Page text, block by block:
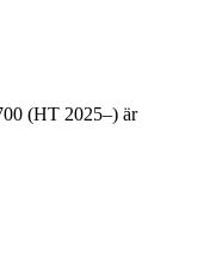
(HT 2025–) är